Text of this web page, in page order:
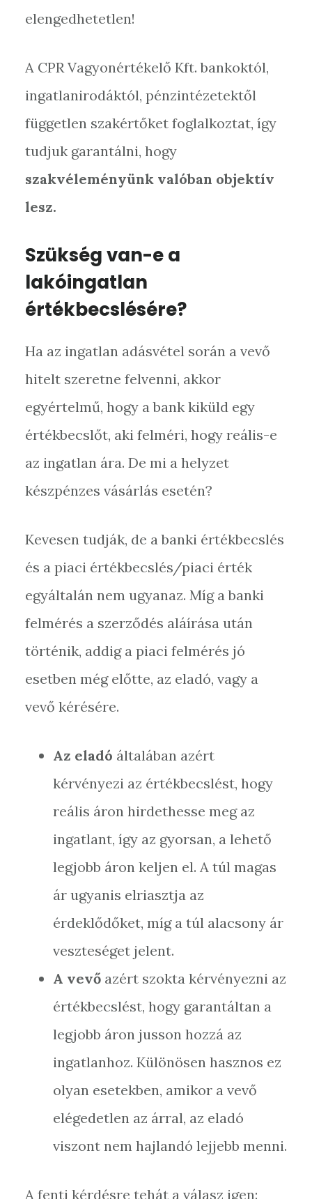
elengedhetetlen!
A CPR Vagyonértékelő Kft. bankoktól,
ingatlanirodáktól, pénzintézetektől
független szakértőket foglalkoztat, így
tudjuk garantálni, hogy
szakvéleményünk valóban objektív
lesz.
Szükség van-e a
lakóingatlan
értékbecslésére?
Ha az ingatlan adásvétel során a vevő
hitelt szeretne felvenni, akkor
egyértelmű, hogy a bank kiküld egy
értékbecslőt, aki felméri, hogy reális-e
az ingatlan ára. De mi a helyzet
készpénzes vásárlás esetén?
Kevesen tudják, de a banki értékbecslés
és a piaci értékbecslés/piaci érték
egyáltalán nem ugyanaz. Míg a banki
felmérés a szerződés aláírása után
történik, addig a piaci felmérés jó
esetben még előtte, az eladó, vagy a
vevő kérésére.
Az eladó általában azért
kérvényezi az értékbecslést, hogy
reális áron hirdethesse meg az
ingatlant, így az gyorsan, a lehető
legjobb áron keljen el. A túl magas
ár ugyanis elriasztja az
érdeklődőket, míg a túl alacsony ár
veszteséget jelent.
A vevőazért szokta kérvényezni az
értékbecslést, hogy garantáltan a
legjobb áron jusson hozzá az
ingatlanhoz. Különösen hasznos ez
olyan esetekben, amikor a vevő
elégedetlen az árral, az eladó
viszont nem hajlandó lejjebb menni.
A fenti kérdésre tehát a válasz igen: